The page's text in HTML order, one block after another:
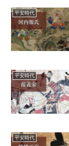
平安時代
平安時代
平安時代